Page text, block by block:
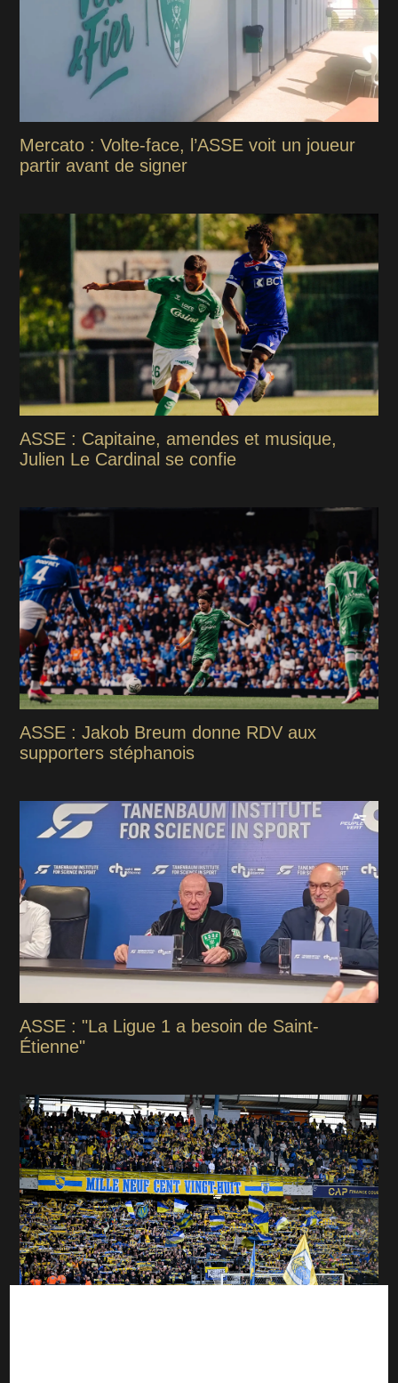
Mercato : Volte-face, l’ASSE voit un joueur
partir avant de signer
ASSE : Capitaine, amendes et musique,
Julien Le Cardinal se confie
ASSE : Jakob Breum donne RDV aux
supporters stéphanois
ASSE : "La Ligue 1 a besoin de Saint-
Étienne"